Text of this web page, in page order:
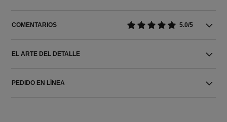
COMENTARIOS 5.0/5
EL ARTE DEL DETALLE
PEDIDO EN LÍNEA